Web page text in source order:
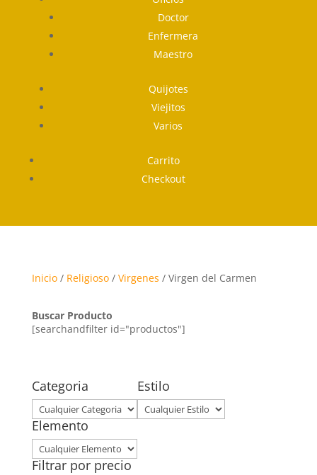
Doctor
Enfermera
Maestro
Quijotes
Viejitos
Varios
Carrito
Checkout
Inicio/ Religioso/ Virgenes / Virgen del Carmen
Buscar Producto
[searchandfilter id="productos"]
Categoria Estilo
Elemento
Filtrar por precio